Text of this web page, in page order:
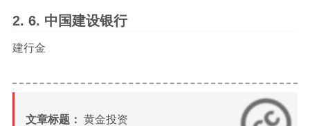
中国建设银行
建行金
文章标题： 黄金投资